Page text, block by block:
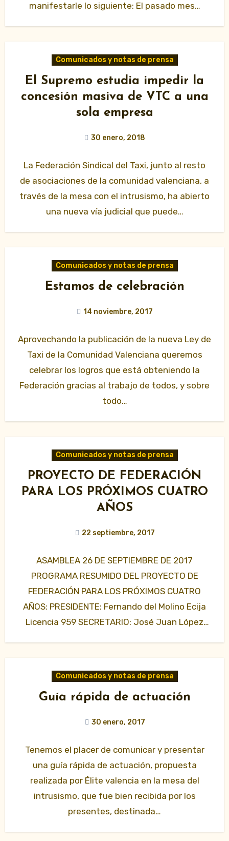
manifestarle lo siguiente: El pasado mes…
Comunicados y notas de prensa
El Supremo estudia impedir la
concesión masiva de VTC a una
sola empresa
30 enero, 2018
La Federación Sindical del Taxi, junto al resto
de asociaciones de la comunidad valenciana, a
través de la mesa con el intrusismo, ha abierto
una nueva vía judicial que puede…
Comunicados y notas de prensa
Estamos de celebración
14 noviembre, 2017
Aprovechando la publicación de la nueva Ley de
Taxi de la Comunidad Valenciana queremos
celebrar los logros que está obteniendo la
Federación gracias al trabajo de todos, y sobre
todo…
Comunicados y notas de prensa
PROYECTO DE FEDERACIÓN
PARA LOS PRÓXIMOS CUATRO
AÑOS
22 septiembre, 2017
ASAMBLEA 26 DE SEPTIEMBRE DE 2017
PROGRAMA RESUMIDO DEL PROYECTO DE
FEDERACIÓN PARA LOS PRÓXIMOS CUATRO
AÑOS: PRESIDENTE: Fernando del Molino Ecija
Licencia 959 SECRETARIO: José Juan López
Comunicados y notas de prensa
Guía rápida de actuación
30 enero, 2017
Tenemos el placer de comunicar y presentar
una guía rápida de actuación, propuesta
realizada por Élite valencia en la mesa del
intrusismo, que fue bien recibida por los
presentes, destinada…